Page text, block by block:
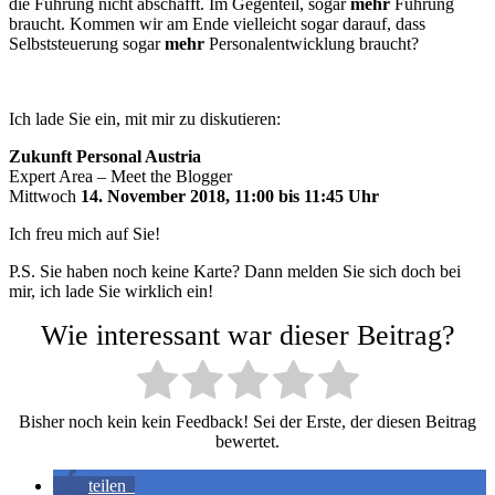
braucht. Kommen wir am Ende vielleicht sogar darauf, dass
Selbststeuerung sogarmehr Personalentwicklung braucht?
Ich lade Sie ein, mit mir zu diskutieren:
Zukunft Personal Austria
Expert Area – Meet the Blogger
Mittwoch 14. November 2018, 11:00 bis 11:45 Uhr
Ich freu mich auf Sie!
P.S. Sie haben noch keine Karte? Dann melden Sie sich doch bei
mir, ich lade Sie wirklich ein!
Wie interessant war dieser Beitrag?
Bisher noch kein kein Feedback! Sei der Erste, der diesen Beitrag
bewertet.
teilen